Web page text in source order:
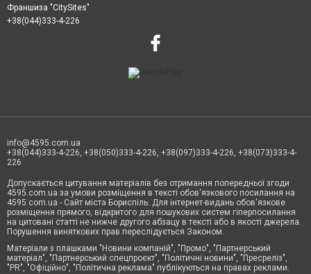
Франшиза "CitySites"
+38(044)333-4-226
info@4595.com.ua
+38(044)333-4-226, +38(050)333-4-226, +38(097)333-4-226, +38(073)333-4-
226
Допускається цитування матеріалів без отримання попередньої згоди
4595.com.ua за умови розміщення в тексті обов'язкового посилання на
4595.com.ua - Сайт міста Бориспіль. Для інтернет-видань обов'язкове
розміщення прямого, відкритого для пошукових систем гіперпосилання
на цитовані статті не нижче другого абзацу в тексті або в якості джерела.
Порушення виняткових прав переслідується Законом.
Матеріали з плашками "Новини компаній", "Промо", "Партнерський
матеріал", "Партнерський спецпроєкт", "Політичні новини", "Пресреліз",
"PR", "Офіційно", "Політична реклама" публікуються на правах реклами.